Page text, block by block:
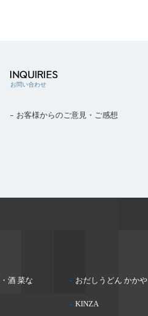
お問い合わせ
お客様からのご意見・ご感想
酒 菜な おだしうどん かかや
KINZA